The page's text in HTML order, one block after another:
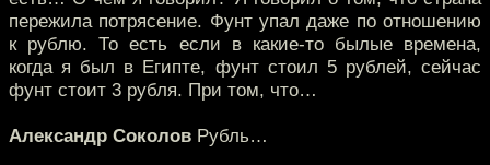
пережила потрясение. Фунт упал даже по отношению
к рублю. То есть если в какие-то былые времена,
когда я был в Египте, фунт стоил 5 рублей, сейчас
фунт стоит 3 рубля. При том, что…
Александр Соколов Рубль…